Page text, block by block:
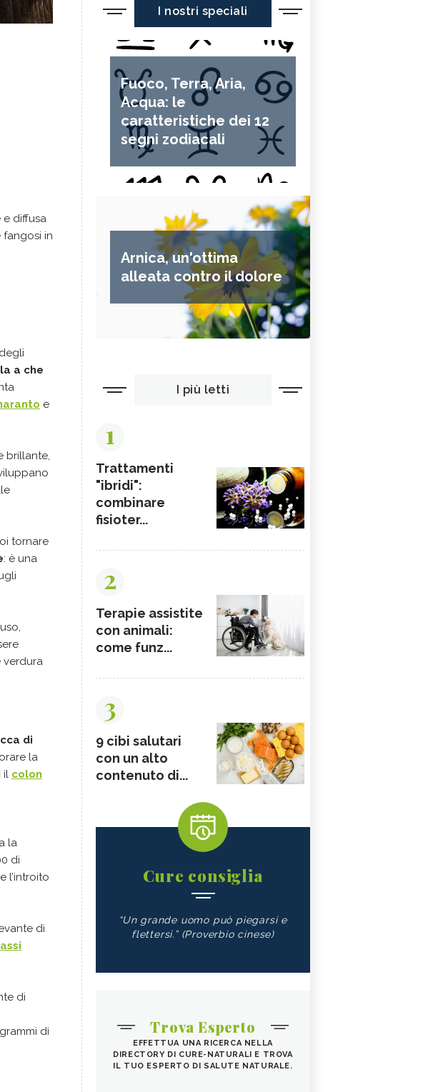
diffusa
in
a che
e
brillante,
tornare
: è una
verdura
di
la
il colon
la
di
l’introito
di
di
di
I nostri speciali
Fuoco, Terra, Aria,
Acqua: le
caratteristiche dei 12
segni zodiacali
Arnica, un'ottima
alleata contro il dolore
I più letti
1
Trattamenti
"ibridi":
combinare
fisioter...
2
Terapie assistite
con animali:
come funz...
3
9 cibi salutari
con un alto
contenuto di...
Cure consiglia
“Un grande uomo può piegarsi e
flettersi.” (Proverbio cinese)
Trova Esperto
EFFETTUA UNA RICERCA NELLA
DIRECTORY DI CURE-NATURALI E TROVA
IL TUO ESPERTO DI SALUTE NATURALE.